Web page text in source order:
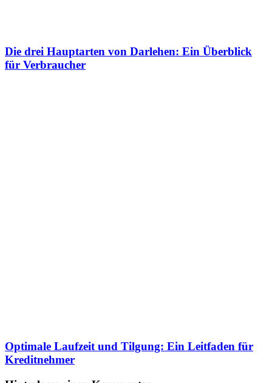
Die drei Hauptarten von Darlehen: Ein Überblick
für Verbraucher
Optimale Laufzeit und Tilgung: Ein Leitfaden für
Kreditnehmer